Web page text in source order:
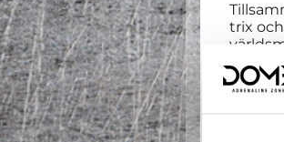
trix
På